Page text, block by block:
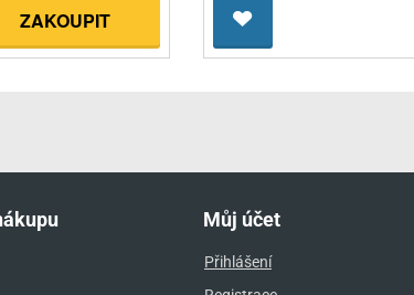
ZAKOUPIT
Můj účet
Přihlášení